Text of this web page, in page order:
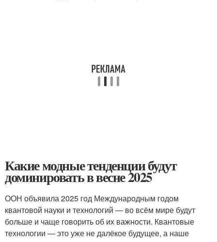
Какие модные тенденции будут
доминировать в весне 2025
ООН объявила 2025 год Международным годом
квантовой науки и технологий — во всём мире будут
больше и чаще говорить об их важности. Квантовые
технологии — это уже не далёкое будущее, а наше